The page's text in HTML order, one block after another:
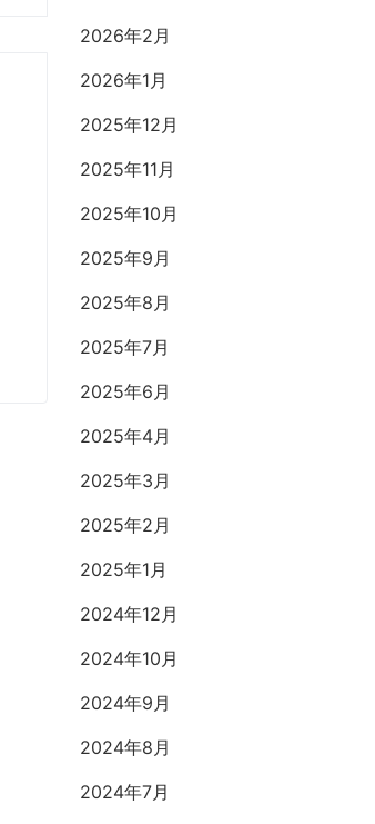
2026年2月
2026年1月
2025年12月
2025年11月
2025年10月
2025年9月
2025年8月
2025年7月
2025年6月
2025年4月
2025年3月
2025年2月
2025年1月
2024年12月
2024年10月
2024年9月
2024年8月
2024年7月